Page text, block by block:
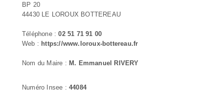
BP 20
44430 LE LOROUX BOTTEREAU
Téléphone :02 51 71 91 00
Web : https://www.loroux-bottereau.fr
Nom du Maire : M. Emmanuel RIVERY
Numéro Insee : 44084